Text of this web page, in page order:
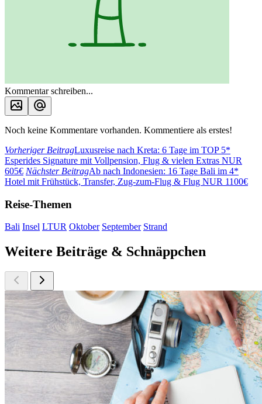
Kommentar schreiben...
Noch keine Kommentare vorhanden. Kommentiere als erstes!
Vorheriger BeitragLuxusreise nach Kreta: 6 Tage im TOP 5*
Esperides Signature mit Vollpension, Flug & vielen Extras NUR
605€ Nächster BeitragAb nach Indonesien: 16 Tage Bali im 4*
Hotel mit Frühstück, Transfer, Zug-zum-Flug & Flug NUR 1100€
Reise-Themen
Bali Insel LTUR Oktober September Strand
Weitere Beiträge & Schnäppchen